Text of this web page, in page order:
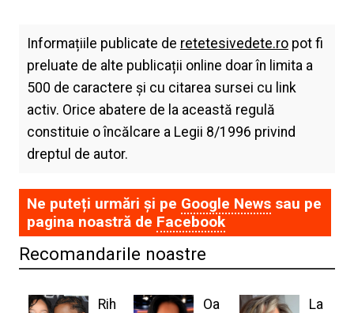
Informațiile publicate de retetesivedete.ropot fi
preluate de alte publicații online doar în limita a
500 de caractere și cu citarea sursei cu link
activ. Orice abatere de la această regulă
constituie o încălcare a Legii 8/1996 privind
dreptul de autor.
Ne puteți urmări și pe Google Newssau pe
pagina noastră de Facebook
Recomandarile noastre
Rih
Oa
La